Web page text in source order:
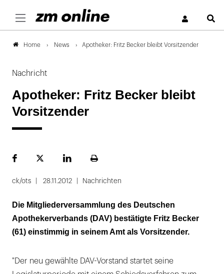
Home News Apotheker: Fritz Becker bleibt Vorsitzender
Nachricht
Apotheker: Fritz Becker bleibt
Vorsitzender
FacebookPlattformLinekdInSeite
ck/ots 28.11.2012 Nachrichten
Die Mitgliederversammlung des Deutschen
Apothekerverbands (DAV) bestätigte Fritz Becker
(61) einstimmig in seinem Amt als Vorsitzender.
"Der neu gewählte DAV-Vorstand startet seine